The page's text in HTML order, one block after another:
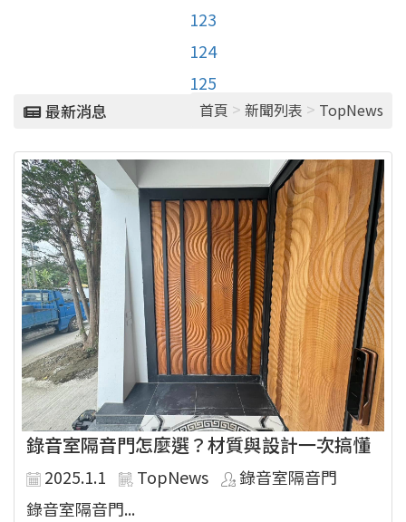
123
124
125
最新消息 首頁 > 新聞列表 > TopNews
錄音室隔音門怎麼選？材質與設計一次搞懂
2025.1.1 TopNews
錄音室隔音門
錄音室隔音門...